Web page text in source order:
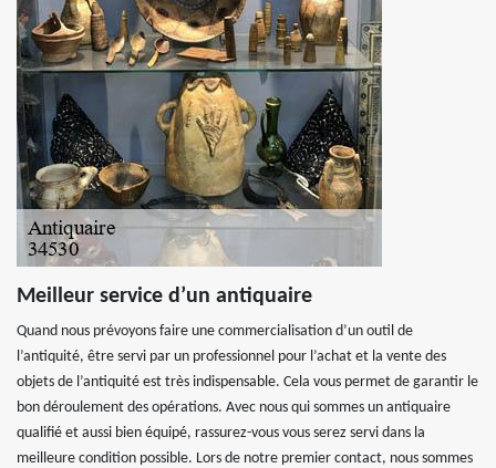
Meilleur service d’un antiquaire
Quand nous prévoyons faire une commercialisation d’un outil de
l’antiquité, être servi par un professionnel pour l’achat et la vente des
objets de l’antiquité est très indispensable. Cela vous permet de garantir le
bon déroulement des opérations. Avec nous qui sommes un antiquaire
qualifié et aussi bien équipé, rassurez-vous vous serez servi dans la
meilleure condition possible. Lors de notre premier contact, nous sommes